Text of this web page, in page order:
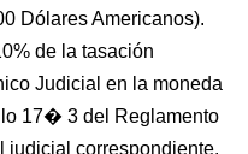
Dólares Americanos).
de la tasación
Judicial en la moneda
17� 3 del Reglamento
correspondiente.